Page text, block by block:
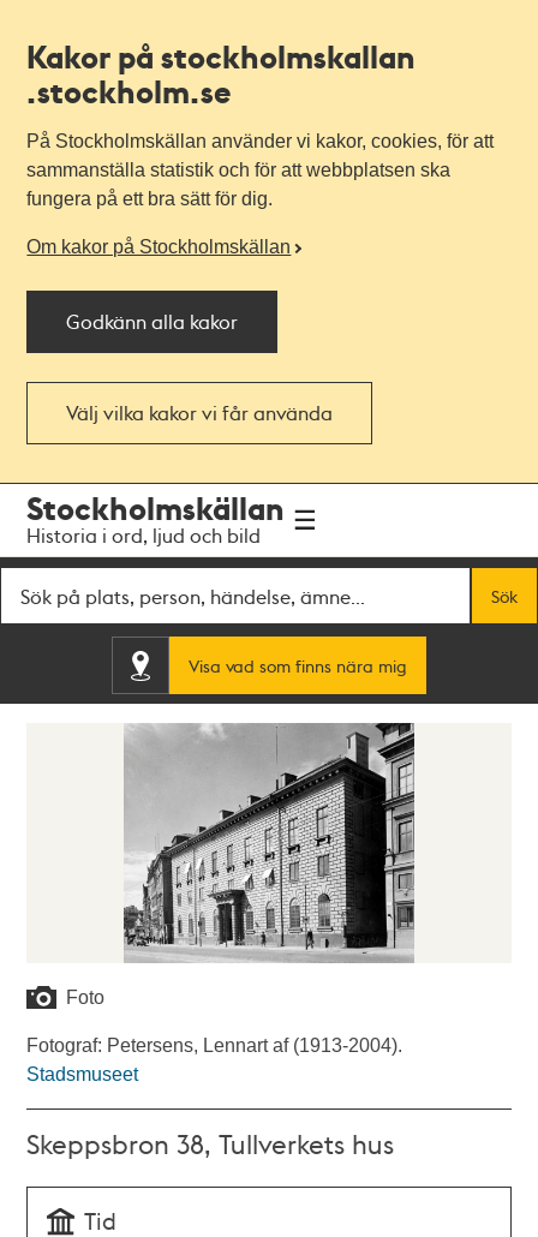
Kakor på stockholmskallan
.stockholm.se
På Stockholmskällan använder vi kakor, cookies, för att
sammanställa statistik och för att webbplatsen ska
fungera på ett bra sätt för dig.
Om kakor på Stockholmskällan
Godkänn alla kakor
Välj vilka kakor vi får använda
navigationen
huvudinnehållet
Stockholmskällan
Historia i ord, ljud och bild
Sök
Visa vad som finns nära mig
Foto
Fotograf: Petersens, Lennart af (1913-2004).
Stadsmuseet
Skeppsbron 38, Tullverkets hus
Tid